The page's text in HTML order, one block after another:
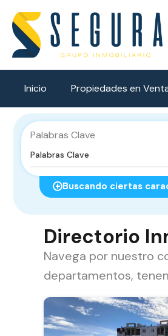
Inicio Propiedades en
Palabras Clave
Buscando ciertas
Directorio
Navega por nuestro
departamentos,